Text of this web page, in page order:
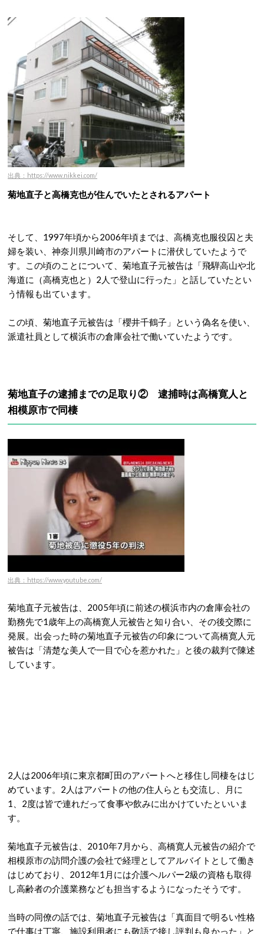
出典：https://www.nikkei.com/
菊地直子と高橋克也が住んでいたとされるアパート
そして、1997年頃から2006年頃までは、高橋克也服役囚と夫
婦を装い、神奈川県川崎市のアパートに潜伏していたようで
す。この頃のことについて、菊地直子元被告は「飛騨高山や北
海道に（高橋克也と）2人で登山に行った」と話していたとい
う情報も出ています。
この頃、菊地直子元被告は「櫻井千鶴子」という偽名を使い、
派遣社員として横浜市の倉庫会社で働いていたようです。
菊地直子の逮捕までの足取り② 逮捕時は高橋寛人と
相模原市で同棲
出典：https://www.youtube.com/
菊地直子元被告は、2005年頃に前述の横浜市内の倉庫会社の
勤務先で1歳年上の高橋寛人元被告と知り合い、その後交際に
発展。出会った時の菊地直子元被告の印象について高橋寛人元
被告は「清楚な美人で一目で心を惹かれた」と後の裁判で陳述
しています。
2人は2006年頃に東京都町田のアパートへと移住し同棲をはじ
めています。2人はアパートの他の住人らとも交流し、月に
1、2度は皆で連れだって食事や飲みに出かけていたといいま
す。
菊地直子元被告は、2010年7月から、高橋寛人元被告の紹介で
相模原市の訪問介護の会社で経理としてアルバイトとして働き
はじめており、2012年1月には介護ヘルパー2級の資格も取得
し高齢者の介護業務なども担当するようになったそうです。
当時の同僚の話では、菊地直子元被告は「真面目で明るい性格
で仕事は丁寧、施設利用者にも敬語で接し評判も良かった」と